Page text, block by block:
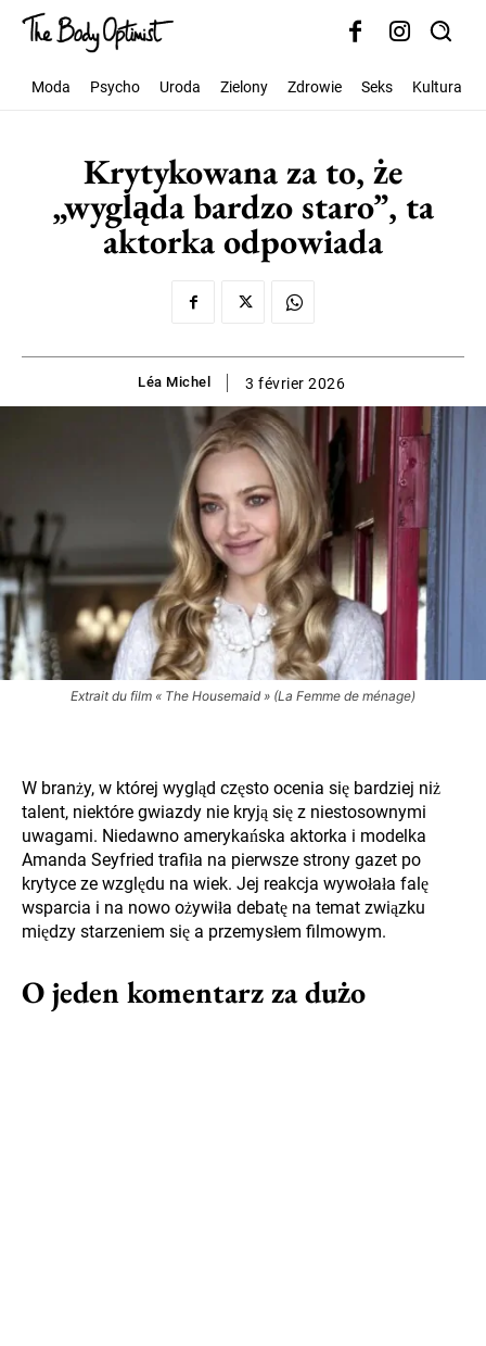
Moda Psycho Uroda Zielony Zdrowie Seks Kultura
Krytykowana za to, że
„wygląda bardzo staro”, ta
aktorka odpowiada
Léa Michel 3 février 2026
Extrait du film « The Housemaid » (La Femme de ménage)
W branży, w której wygląd często ocenia się bardziej niż
talent, niektóre gwiazdy nie kryją się z niestosownymi
uwagami. Niedawno amerykańska aktorka i modelka
Amanda Seyfried trafiła na pierwsze strony gazet po
krytyce ze względu na wiek. Jej reakcja wywołała falę
wsparcia i na nowo ożywiła debatę na temat związku
między starzeniem się a przemysłem filmowym.
O jeden komentarz za dużo